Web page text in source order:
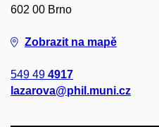
602 00 Brno
Zobrazit na mapě
549 49 4917
lazarova@phil.muni.cz